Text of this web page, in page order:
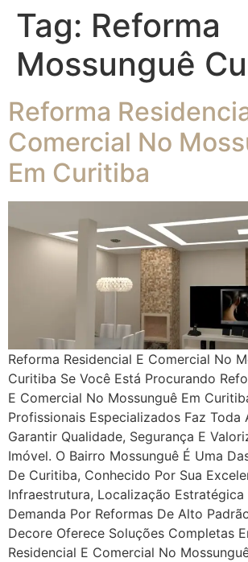
Tag: Reforma
Mossunguê
Reforma
Comercial No
Em Curitiba
Reforma Residencial E Comercial No
Curitiba Se Você Está Procurando
E Comercial No Mossunguê Em
Profissionais Especializados Faz Toda
Garantir Qualidade, Segurança E
Imóvel. O Bairro Mossunguê É Uma
De Curitiba, Conhecido Por Sua
Infraestrutura, Localização Estratégica
Demanda Por Reformas De Alto
Decore Oferece Soluções Completas
Residencial E Comercial No